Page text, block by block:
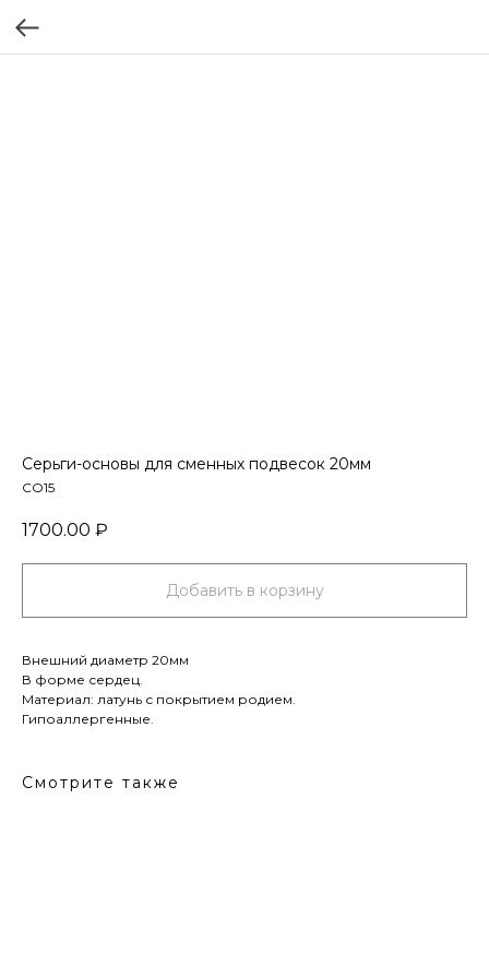
Серьги-основы для сменных подвесок 20мм
СО15
1700.00 ₽
Добавить в корзину
Внешний диаметр 20мм
В форме сердец.
Материал: латунь с покрытием родием.
Гипоаллергенные.
Смотрите также